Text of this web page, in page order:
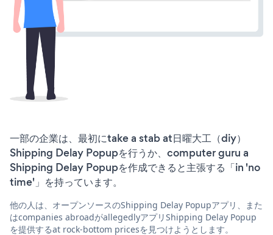
一部の企業は、最初にtake a stab at日曜大工（diy）
Shipping Delay Popupを行うか、computer guru a
Shipping Delay Popupを作成できると主張する「in 'no
time'」を持っています。
他の人は、オープンソースのShipping Delay Popupアプリ、また
はcompanies abroadがallegedlyアプリShipping Delay Popup
を提供するat rock-bottom pricesを見つけようとします。